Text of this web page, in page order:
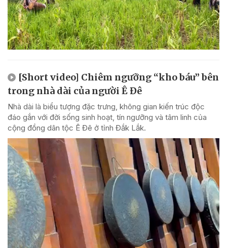
[Short video] Chiêm ngưỡng “kho báu” bên
trong nhà dài của người Ê Đê
Nhà dài là biểu tượng đặc trưng, không gian kiến trúc độc
đáo gắn với đời sống sinh hoạt, tín ngưỡng và tâm linh của
cộng đồng dân tộc Ê Đê ở tỉnh Đắk Lắk.